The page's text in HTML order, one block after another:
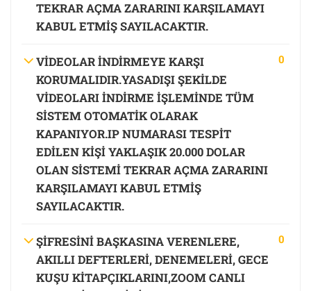
TEKRAR AÇMA ZARARINI KARŞILAMAYI
KABUL ETMİŞ SAYILACAKTIR.
VİDEOLAR İNDİRMEYE KARŞI
KORUMALIDIR.YASADIŞI ŞEKİLDE
VİDEOLARI İNDİRME İŞLEMİNDE TÜM
SİSTEM OTOMATİK OLARAK
KAPANIYOR.IP NUMARASI TESPİT
EDİLEN KİŞİ YAKLAŞIK 20.000 DOLAR
OLAN SİSTEMİ TEKRAR AÇMA ZARARINI
KARŞILAMAYI KABUL ETMİŞ
SAYILACAKTIR.
0
ŞİFRESİNİ BAŞKASINA VERENLERE,
AKILLI DEFTERLERİ, DENEMELERİ, GECE
KUŞU KİTAPÇIKLARINI,ZOOM CANLI
0